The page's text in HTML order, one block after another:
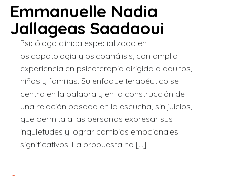
Emmanuelle Nadia
Jallageas Saadaoui
Psicóloga clínica especializada en
psicopatología y psicoanálisis, con amplia
experiencia en psicoterapia dirigida a adultos,
niños y familias. Su enfoque terapéutico se
centra en la palabra y en la construcción de
una relación basada en la escucha, sin juicios,
que permita a las personas expresar sus
inquietudes y lograr cambios emocionales
significativos. La propuesta no […]